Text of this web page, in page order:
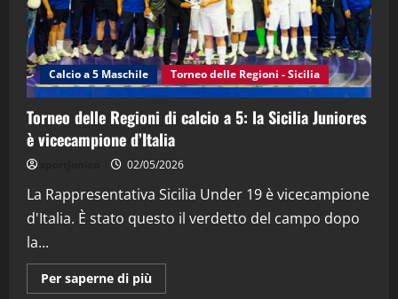
4
"SportEmpire" in Podcast Sport News
“SportEmpire” in Podcast: 27^ Puntata
(Martedi 14 Aprile 2026)
15/04/2026
"SportEmpire" in Podcast
“SportEmpire” in Podcast: 26^ Puntata
08/04/2026
Calcio a 5 Maschile Torneo delle Regioni - Sicilia
Torneo delle Regioni di calcio a 5: la Sicilia Juniores
è vicecampione d’Italia
02/05/2026
La Rappresentativa Sicilia Under 19 è vicecampione
d'Italia. È stato questo il verdetto del campo dopo
la...
Per saperne di più
informazioni